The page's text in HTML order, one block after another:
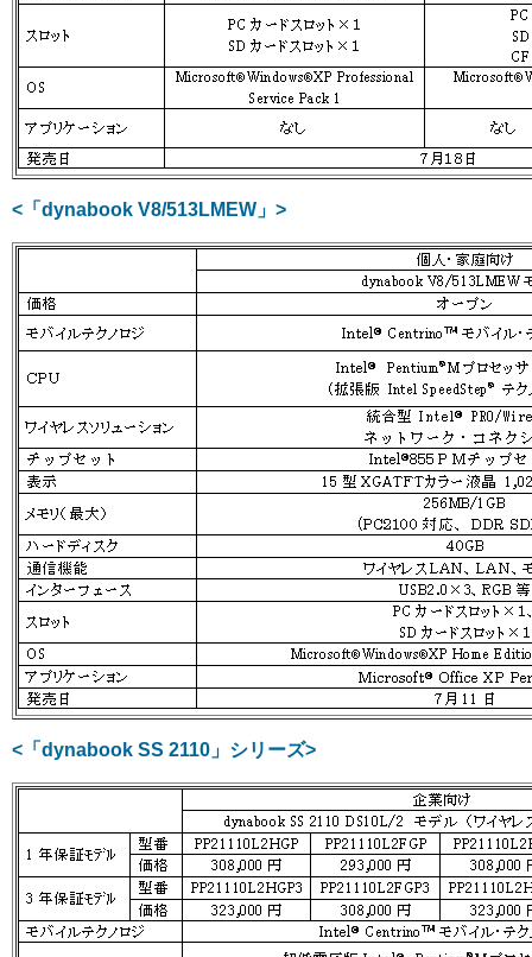
<「dynabook V8/513LMEW」>
<「dynabook SS 2110」シリーズ>